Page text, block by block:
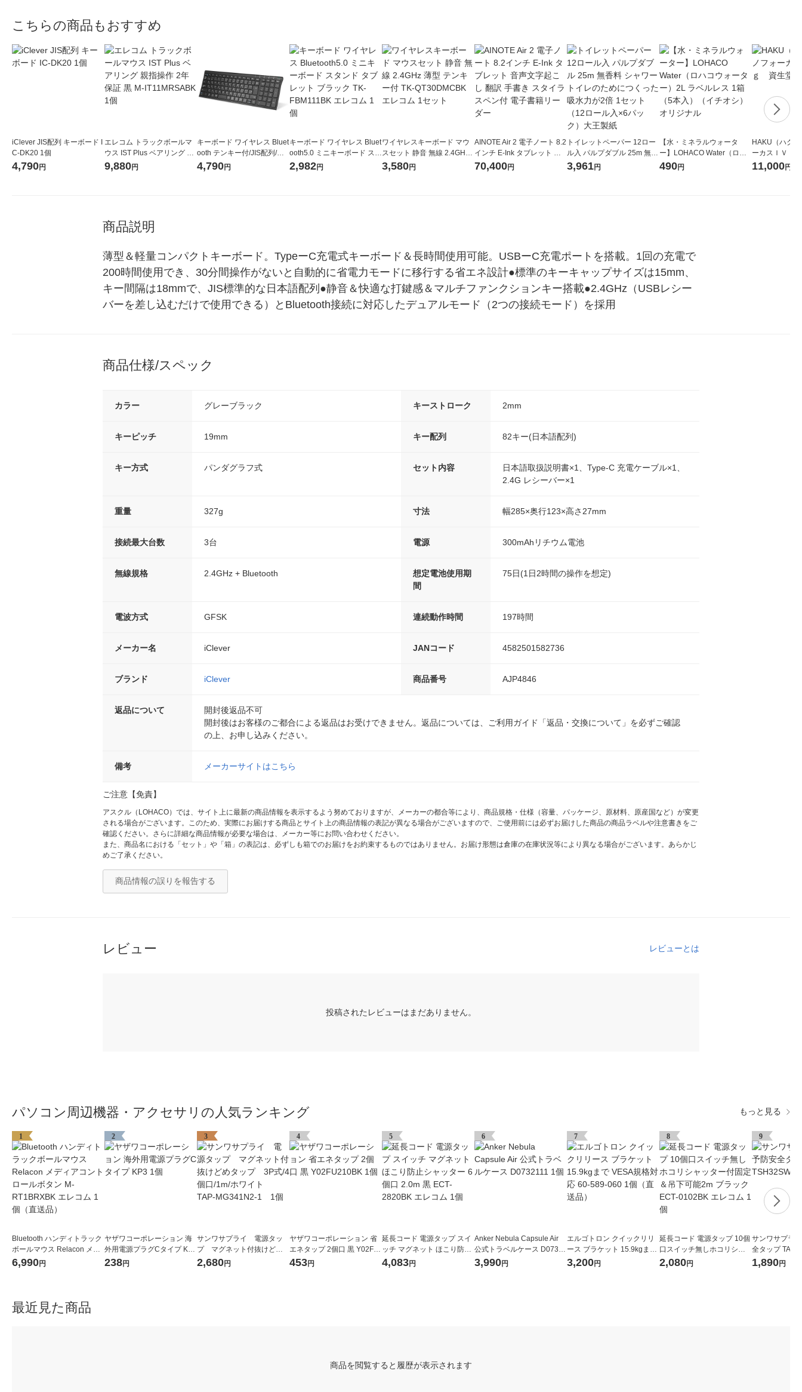
こちらの商品もおすすめ
iClever JIS配列 キーボード I
C-DK20 1個
4,790円
エレコム トラックボールマ
ウス IST Plus ベアリング 親
指操作 2年保証 黒 M-IT11M
RSABK 1個
9,880円
キーボード ワイヤレス Bluet
ooth テンキー付/JIS配列/パ
ンタグラフ/超薄型 IC-BK22-
BK iClever
4,790円
キーボード ワイヤレス Bluet
ooth5.0 ミニキーボード スタ
ンド タブレット ブラック T
K-FBM111BK エレコム 1個
2,982円
ワイヤレスキーボード マウ
スセット 静音 無線 2.4GHz
薄型 テンキー付 TK-QT30D
MCBK エレコム 1セット
3,580円
AINOTE Air 2 電子ノート 8.2
インチ E-Ink タブレット 音
声文字起こし 翻訳 手書き ス
タイラスペン付 電子書籍リ
70,400円
トイレットペーパー 12ロー
ル入 パルプダブル 25m 無香
料 シャワートイレのために
つくった吸水力が2倍 1セッ
3,961円
【水・ミネラルウォータ
ー】LOHACO Water（ロハ
コウォーター）2L ラベルレ
490円
HAKU（ハク
ーカスＩＶ
堂 おまけ付き
11,000円
商品説明
薄型＆軽量コンパクトキーボード。TypeーC充電式キーボード＆長時間使用可能。USBーC充電ポートを搭載。1回の充電で
200時間使用でき、30分間操作がないと自動的に省電力モードに移行する省エネ設計●標準のキーキャップサイズは15mm、
キー間隔は18mmで、JIS標準的な日本語配列●静音＆快適な打鍵感＆マルチファンクションキー搭載●2.4GHz（USBレシー
バーを差し込むだけで使用できる）とBluetooth接続に対応したデュアルモード（2つの接続モード）を採用
商品仕様/スペック
カラー グレーブラック キーストローク 2mm
キーピッチ 19mm キー配列 82キー(日本語配列)
キー方式 パンダグラフ式 セット内容
日本語取扱説明書×1、Type-C 充電ケーブル×1、
2.4G レシーバー×1
重量 327g 寸法 幅285×奥行123×高さ27mm
接続最大台数 3台 電源 300mAhリチウム電池
無線規格 2.4GHz + Bluetooth
想定電池使用期
間
75日(1日2時間の操作を想定)
電波方式 GFSK 連続動作時間 197時間
メーカー名 iClever JANコード 4582501582736
ブランド iClever 商品番号 AJP4846
返品について
開封後返品不可
開封後はお客様のご都合による返品はお受けできません。返品については、ご利用ガイド「返品・交換について」を必ずご確認
の上、お申し込みください。
備考 メーカーサイトはこちら
ご注意【免責】
アスクル（LOHACO）では、サイト上に最新の商品情報を表示するよう努めておりますが、メーカーの都合等により、商品規格・仕様（容量、パッケージ、原材料、原産国など）が変更
される場合がございます。このため、実際にお届けする商品とサイト上の商品情報の表記が異なる場合がございますので、ご使用前には必ずお届けした商品の商品ラベルや注意書きをご
確認ください。さらに詳細な商品情報が必要な場合は、メーカー等にお問い合わせください。
また、商品名における「セット」や「箱」の表記は、必ずしも箱でのお届けをお約束するものではありません。お届け形態は倉庫の在庫状況等により異なる場合がございます。あらかじ
めご了承ください。
商品情報の誤りを報告する
レビュー レビューとは
投稿されたレビューはまだありません。
パソコン周辺機器・アクセサリの人気ランキング もっと見る
1
Bluetooth ハンディトラック
ボールマウス Relacon メデ
ィアコントロールボタン M-
RT1BRXBK エレコム 1個
6,990円
2
ヤザワコーポレーション 海
外用電源プラグCタイプ KP3
1個
238円
3
サンワサプライ 電源タッ
プ マグネット付抜けどめ
タップ 3P式/4個口/1m/ホ
ワイト TAP-MG341N2-1
2,680円
4
ヤザワコーポレーション 省
エネタップ 2個口 黒 Y02FU
210BK 1個
453円
5
延長コード 電源タップ スイ
ッチ マグネット ほこり防止
シャッター 6個口 2.0m 黒 E
CT-2820BK エレコム 1個
4,083円
6
Anker Nebula Capsule Air
公式トラベルケース D07321
11 1個
3,990円
7
エルゴトロン クイックリリ
ース ブラケット 15.9kgまで
VESA規格対応 60-589-060
1個（直送品）
3,200円
8
延長コード 電源タップ 10個
口スイッチ無しホコリシャ
ッター付固定＆吊下可能2m
ブラック ECT-0102BK エレ
2,080円
9
サンワサプラ
全タップ TAP-
個
1,890円
最近見た商品
商品を閲覧すると履歴が表示されます